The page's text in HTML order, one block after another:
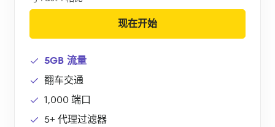
现在开始
5GB 流量
翻车交通
1,000 端口
5+ 代理过滤器